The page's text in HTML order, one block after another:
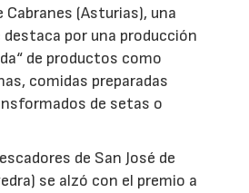
Cabranes (Asturias), una
por una producción
de productos como
comidas preparadas
de setas o
de San José de
se alzó con el premio a